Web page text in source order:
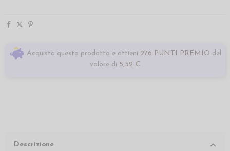
Acquista questo prodotto e ottieni 276 PUNTI PREMIO del
valore di 5,52 €
Descrizione